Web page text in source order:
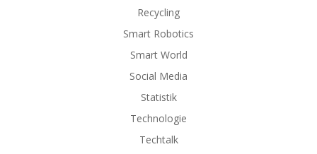
Recycling
Smart Robotics
Smart World
Social Media
Statistik
Technologie
Techtalk